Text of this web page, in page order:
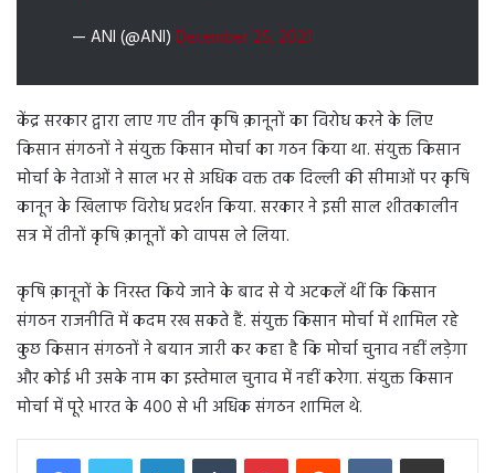
— ANI (@ANI) December 25, 2021
केंद्र सरकार द्वारा लाए गए तीन कृषि क़ानूनों का विरोध करने के लिए
किसान संगठनों ने संयुक्त किसान मोर्चा का गठन किया था. संयुक्त किसान
मोर्चा के नेताओं ने साल भर से अधिक वक्त तक दिल्ली की सीमाओं पर कृषि
कानून के खिलाफ विरोध प्रदर्शन किया. सरकार ने इसी साल शीतकालीन
सत्र में तीनों कृषि क़ानूनों को वापस ले लिया.
कृषि क़ानूनों के निरस्त किये जाने के बाद से ये अटकलें थीं कि किसान
संगठन राजनीति में कदम रख सकते हैं. संयुक्त किसान मोर्चा में शामिल रहे
कुछ किसान संगठनों ने बयान जारी कर कहा है कि मोर्चा चुनाव नहीं लड़ेगा
और कोई भी उसके नाम का इस्तेमाल चुनाव में नहीं करेगा. संयुक्त किसान
मोर्चा में पूरे भारत के 400 से भी अधिक संगठन शामिल थे.
LinkedInTumblr PinterestReddit VKontakteShare via Email